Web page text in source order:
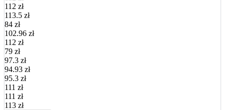
112 zł
113.5 zł
84 zł
102.96 zł
112 zł
79 zł
97.3 zł
94.93 zł
95.3 zł
111 zł
111 zł
113 zł